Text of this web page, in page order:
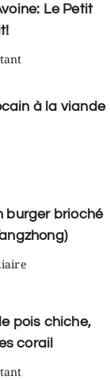
Le Petit
à la viande
burger brioché
pois chiche,
corail